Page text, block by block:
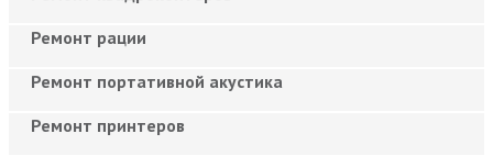
Ремонт рации
Ремонт портативной акустика
Ремонт принтеров